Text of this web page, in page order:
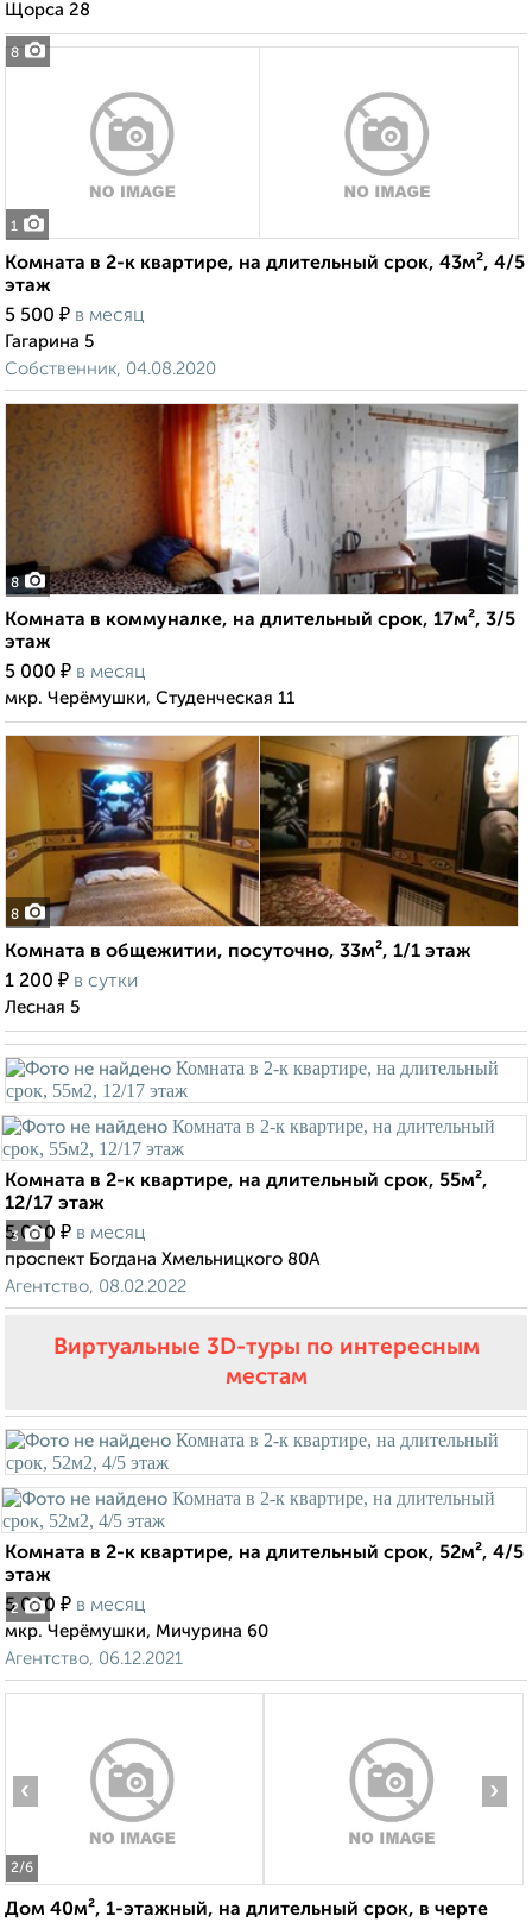
8
Щорса 28
1
Комната в 2-к квартире, на длительный срок, 43м², 4/5
этаж
5 500 ₽ в месяц
Гагарина 5
Собственник, 04.08.2020
8
Комната в коммуналке, на длительный срок, 17м², 3/5
этаж
5 000 ₽ в месяц
мкр. Черёмушки, Студенческая 11
8
Комната в общежитии, посуточно, 33м², 1/1 этаж
1 200 ₽ в сутки
Лесная 5
3
Комната в 2-к квартире, на длительный срок, 55м²,
12/17 этаж
5 000 ₽ в месяц
проспект Богдана Хмельницкого 80А
Агентство, 08.02.2022
Виртуальные 3D-туры по интересным
местам
2
Комната в 2-к квартире, на длительный срок, 52м², 4/5
этаж
5 000 ₽ в месяц
мкр. Черёмушки, Мичурина 60
Агентство, 06.12.2021
2/6
‹ ›
Дом 40м², 1-этажный, на длительный срок, в черте